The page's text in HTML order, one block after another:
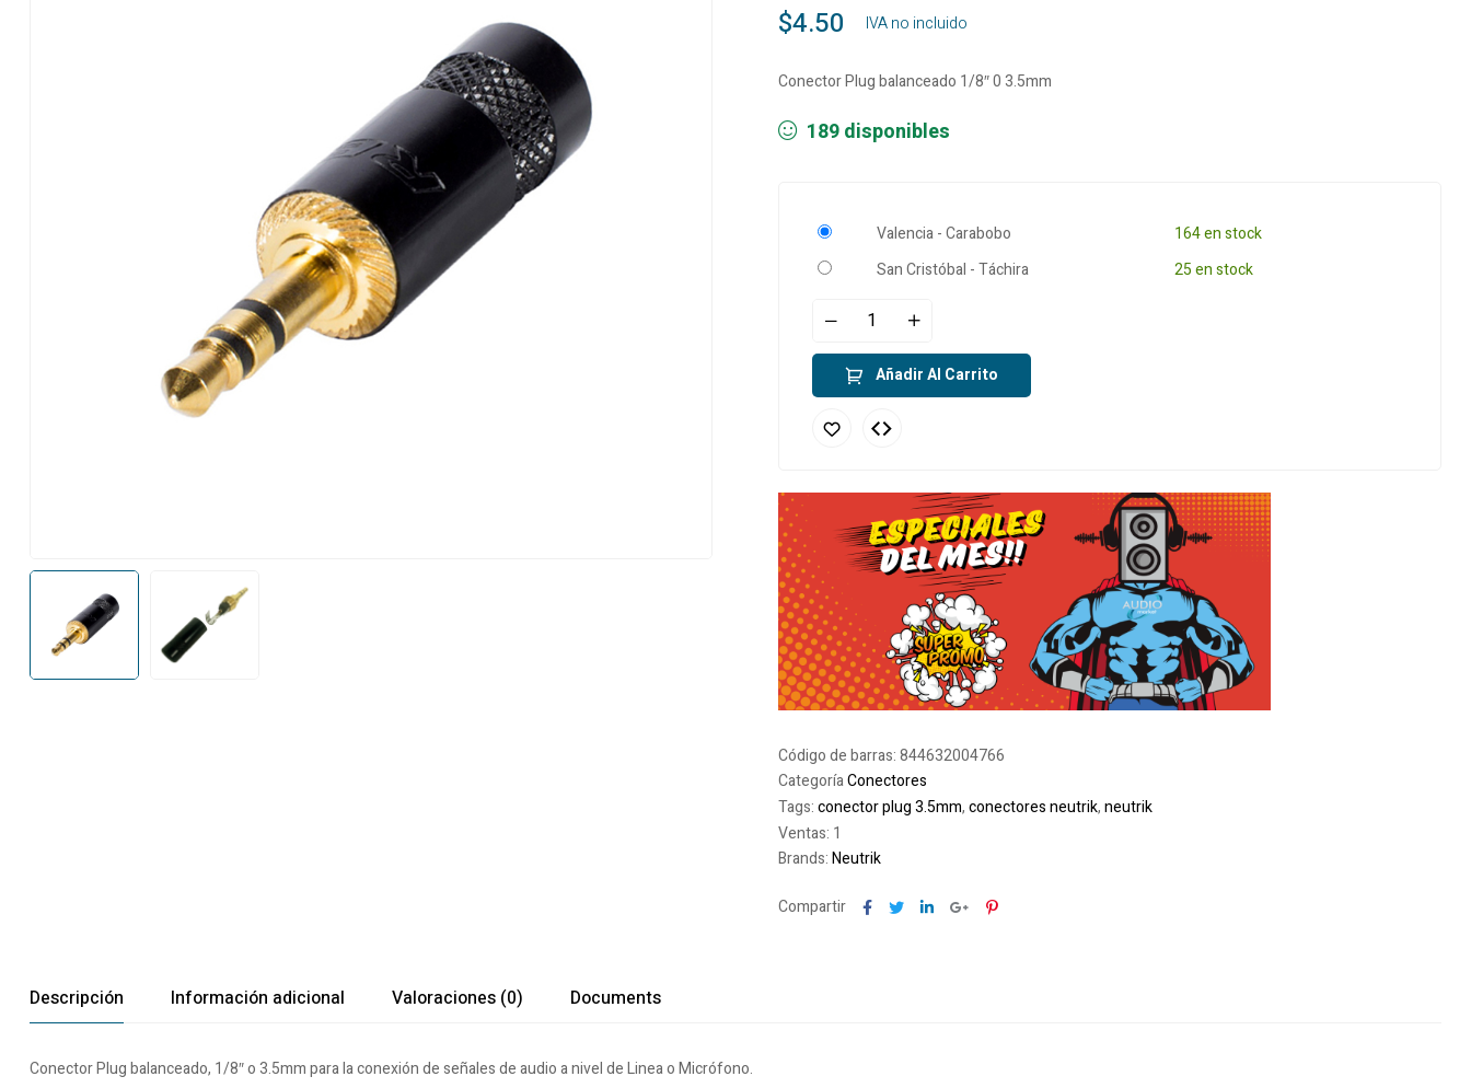
$4.50 ‎ ‎ ‎ IVA no incluido
Conector Plug balanceado 1/8″ 0 3.5mm
189 disponibles
Valencia - Carabobo
164 en stock
San Cristóbal - Táchira
25 en stock
Añadir Al Carrito
Código de barras:844632004766
CategoríaConectores
Tags:conector plug 3.5mm,conectores neutrik,neutrik
Ventas: 1
Brands:Neutrik
Compartir Facebook
TwitterLinkedinGoogle+Pinterest
Descripción Información adicional Valoraciones (0) Documents
Conector Plug balanceado, 1/8″ o 3.5mm para la conexión de señales de audio a nivel de Linea o Micrófono.